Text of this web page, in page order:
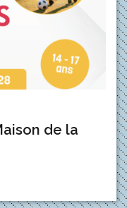
de la